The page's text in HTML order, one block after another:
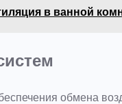
в ванной
обмена